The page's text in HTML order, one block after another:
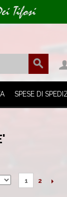
Tifosi
SPESE DI
1 2